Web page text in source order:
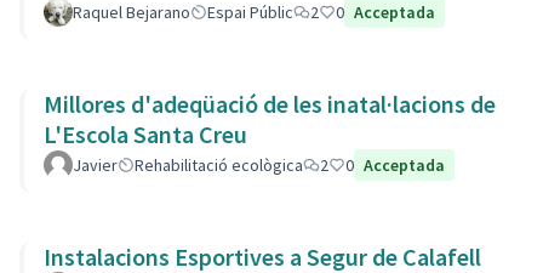
Raquel Bejarano Espai Públic 2 0 Acceptada
Millores d'adeqüació de les inatal·lacions de
L'Escola Santa Creu
Javier Rehabilitació ecològica 2 0 Acceptada
Instalacions Esportives a Segur de Calafell